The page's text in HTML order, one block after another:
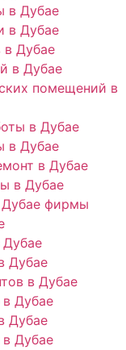
в Дубае
в Дубае
в Дубае
в Дубае
помещений в
в Дубае
в Дубае
в Дубае
в Дубае
Дубае фирмы
Дубае
в Дубае
Дубае
Дубае
Дубае